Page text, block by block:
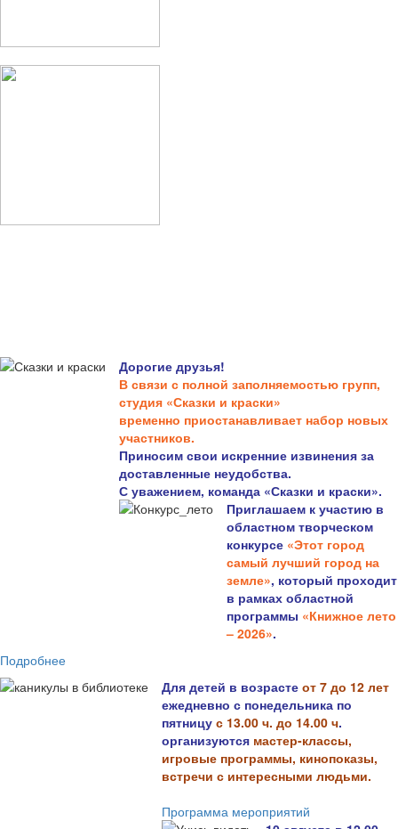
Дорогие друзья!
В связи с полной заполняемостью групп,
студия «Сказки и краски»
временно приостанавливает набор новых
участников.
Приносим свои искренние извинения за
доставленные неудобства.
С уважением, команда «Сказки и краски».
Приглашаем к участию в
областном творческом
конкурсе «Этот город
самый лучший город на
земле», который проходит
в рамках областной
программы «Книжное лето
– 2026».
Подробнее
Для детей в возрасте от 7 до 12 лет
ежедневно с понедельника по
пятницу с 13.00 ч. до 14.00 ч.
организуются мастер-классы,
игровые программы, кинопоказы,
встречи с интересными людьми.
Программа мероприятий